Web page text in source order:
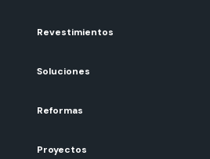
Revestimientos
Soluciones
Reformas
Proyectos